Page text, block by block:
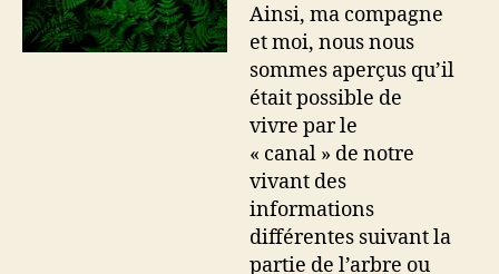
Ainsi, ma compagne
et moi, nous nous
sommes aperçus qu’il
était possible de
vivre par le
« canal » de notre
vivant des
informations
différentes suivant la
partie de l’arbre ou